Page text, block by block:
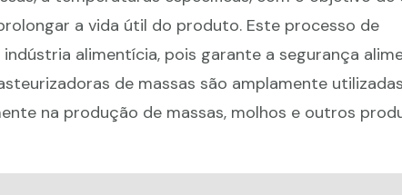
a vida útil do produto. Este processo de
alimentícia, pois garante a segurança
de massas são amplamente
na produção de massas, molhos e outros